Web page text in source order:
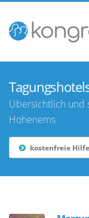
Übersichtlich und
Hohenems
kostenfreie